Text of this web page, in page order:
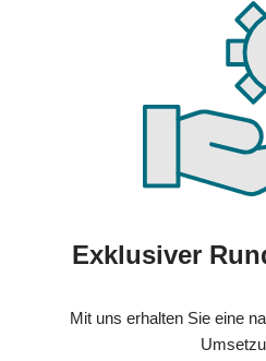
Exklusiver
Mit uns erhalten Sie eine